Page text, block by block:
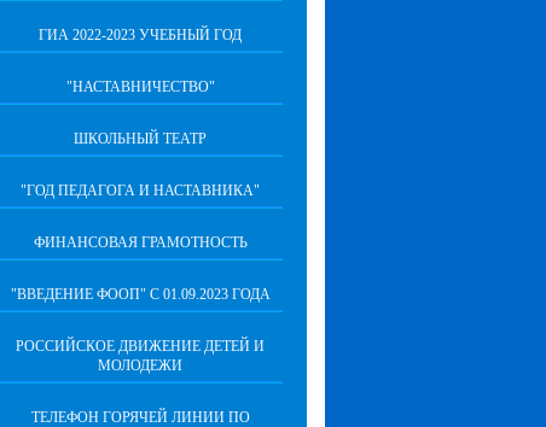
ГИА 2022-2023 УЧЕБНЫЙ ГОД
"НАСТАВНИЧЕСТВО"
ШКОЛЬНЫЙ ТЕАТР
"ГОД ПЕДАГОГА И НАСТАВНИКА"
ФИНАНСОВАЯ ГРАМОТНОСТЬ
"ВВЕДЕНИЕ ФООП" С 01.09.2023 ГОДА
РОССИЙСКОЕ ДВИЖЕНИЕ ДЕТЕЙ И
МОЛОДЕЖИ
ТЕЛЕФОН ГОРЯЧЕЙ ЛИНИИ ПО